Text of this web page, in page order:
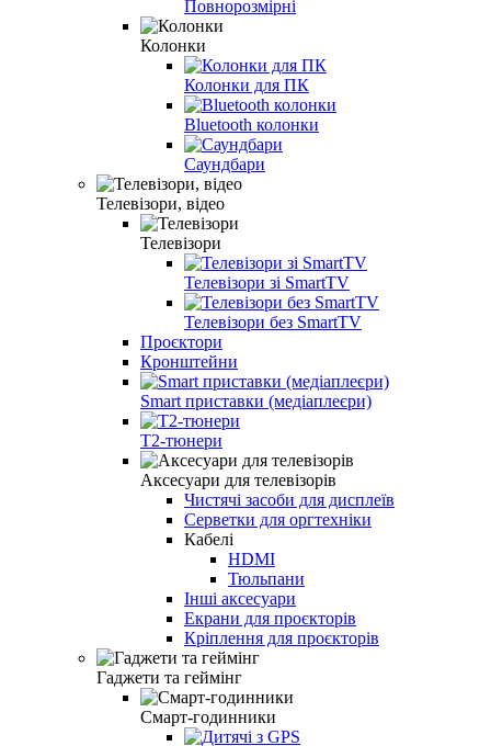
Повнорозмірні
Колонки
Колонки для ПК
Bluetooth колонки
Саундбари
Телевізори, відео
Телевізори
Телевізори зі SmartTV
Телевізори без SmartTV
Проєктори
Кронштейни
Smart приставки (медіаплеєри)
Т2-тюнери
Аксесуари для телевізорів
Чистячі засоби для дисплеїв
Серветки для оргтехніки
Кабелі
HDMI
Тюльпани
Інші аксесуари
Екрани для проєкторів
Кріплення для проєкторів
Гаджети та геймінг
Смарт-годинники